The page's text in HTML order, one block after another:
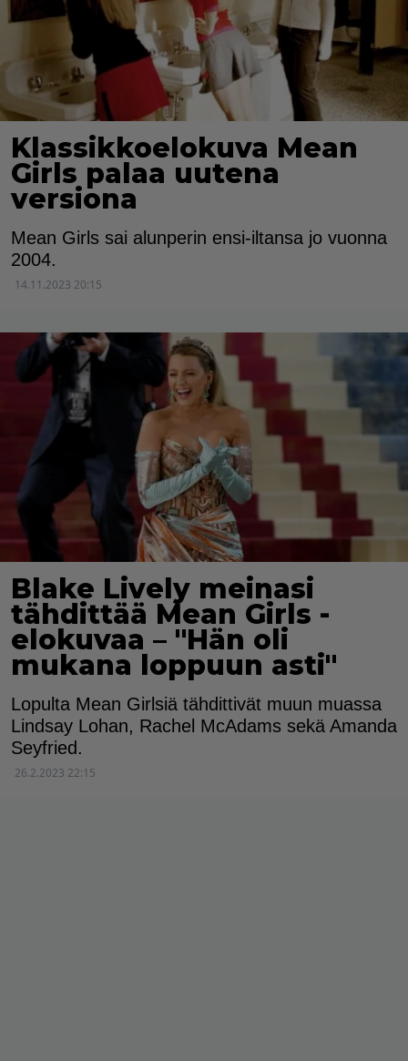
Klassikkoelokuva Mean
Girls palaa uutena
versiona
Mean Girls sai alunperin ensi-iltansa jo vuonna
2004.
14.11.2023 20:15
Blake Lively meinasi
tähdittää Mean Girls -
elokuvaa – "Hän oli
mukana loppuun asti"
Lopulta Mean Girlsiä tähdittivät muun muassa
Lindsay Lohan, Rachel McAdams sekä Amanda
Seyfried.
26.2.2023 22:15